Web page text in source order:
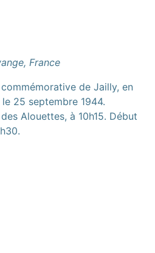
France
de Jailly, en
25 septembre 1944.
Alouettes, à 10h15. Début